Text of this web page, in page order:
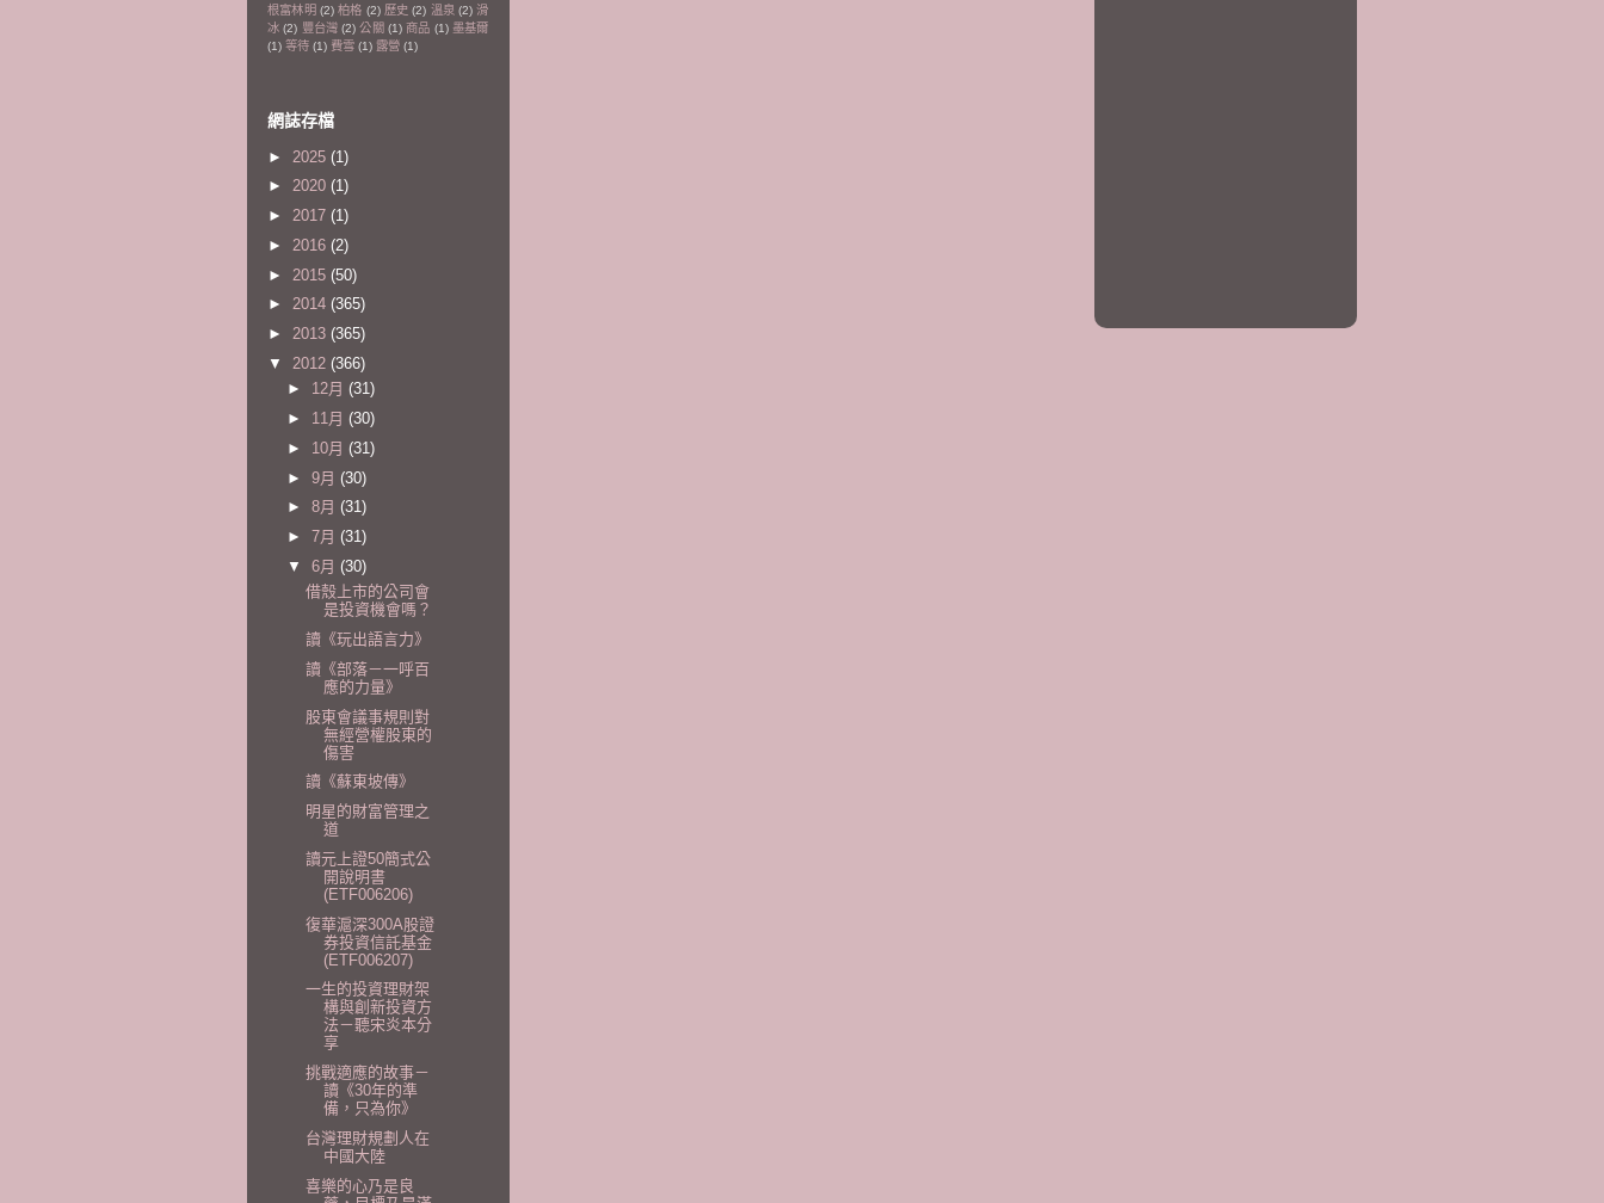
根富林明 (2) 柏格 (2) 歷史 (2) 溫泉 (2) 滑
冰 (2) 豐台灣 (2) 公關 (1) 商品 (1) 墨基爾
(1) 等待 (1) 費雪 (1) 露營 (1)
網誌存檔
► 2025 (1)
► 2020 (1)
► 2017 (1)
► 2016 (2)
► 2015 (50)
► 2014 (365)
► 2013 (365)
▼ 2012 (366)
► 12月 (31)
► 11月 (30)
► 10月 (31)
► 9月 (30)
► 8月 (31)
► 7月 (31)
▼ 6月 (30)
借殼上市的公司會
是投資機會嗎？
讀《玩出語言力》
讀《部落－一呼百
應的力量》
股東會議事規則對
無經營權股東的
傷害
讀《蘇東坡傳》
明星的財富管理之
道
讀元上證50簡式公
開說明書
(ETF006206)
復華滬深300A股證
券投資信託基金
(ETF006207)
一生的投資理財架
構與創新投資方
法－聽宋炎本分
享
挑戰適應的故事－
讀《30年的準
備，只為你》
台灣理財規劃人在
中國大陸
喜樂的心乃是良